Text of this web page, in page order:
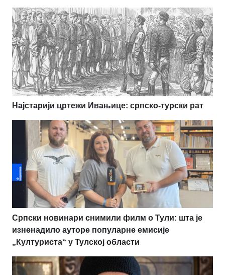
Најстарији цртежи Ивањице: српско-турски рат
Српски новинари снимили филм о Тули: шта је
изненадило ауторе популарне емисије
„Културиста“ у Тулској области